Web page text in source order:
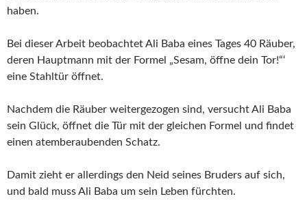
haben.
Bei dieser Arbeit beobachtet Ali Baba eines Tages 40 Räuber,
deren Hauptmann mit der Formel „Sesam, öffne dein Tor!“‘
eine Stahltür öffnet.
Nachdem die Räuber weitergezogen sind, versucht Ali Baba
sein Glück, öffnet die Tür mit der gleichen Formel und findet
einen atemberaubenden Schatz.
Damit zieht er allerdings den Neid seines Bruders auf sich,
und bald muss Ali Baba um sein Leben fürchten.